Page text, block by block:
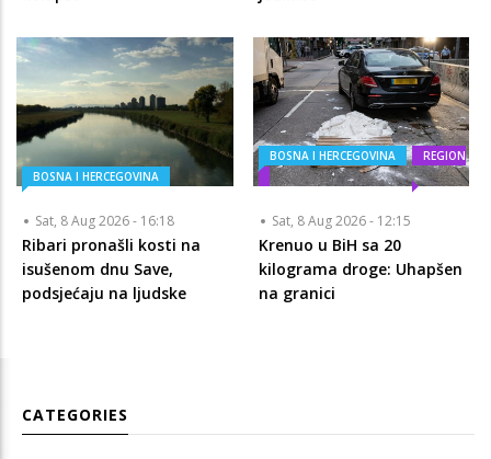
BOSNA I HERCEGOVINA
Sat, 8 Aug 2026 - 16:18
Ribari pronašli kosti na
isušenom dnu Save,
podsjećaju na ljudske
BOSNA I HERCEGOVINA REGION
Sat, 8 Aug 2026 - 12:15
Krenuo u BiH sa 20
kilograma droge: Uhapšen
na granici
CATEGORIES